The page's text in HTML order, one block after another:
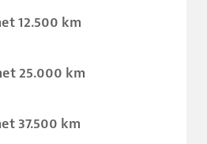
12.500 km
25.000 km
37.500 km